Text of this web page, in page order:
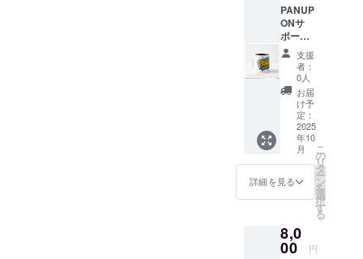
ディン
グチ
ケット
利用」
とお伝
えくだ
さい
【有効
期限】
・2025
年10月1
日〜
2026年
1月31日
ます。
【内
10.16c
m x
10.16c
m シー
ト ・お
礼の
メッ
セージ
(メール)
PANUP
ONサ
ポート
プラン
・オリ
ジナル
デザイ
ンマグ
カッ
プ 2つ
325ml
：直径
8.1cm ×
高さ
9.7cm
テッ
カー1枚
支援
者：
0人
お届
け予
定：
2025
年10
月
詳細を見る
こ
の
リ
タ
ー
ン
を
選
択
す
る
8,0
00 円